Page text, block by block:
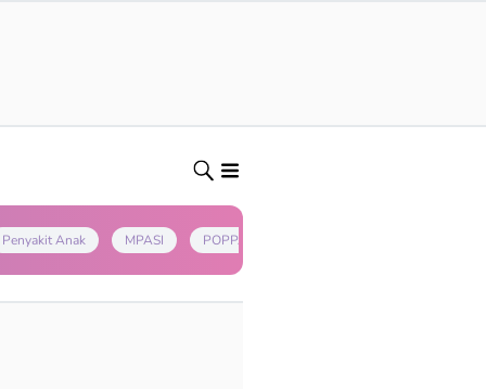
Penyakit Anak MPASI POPPAPA